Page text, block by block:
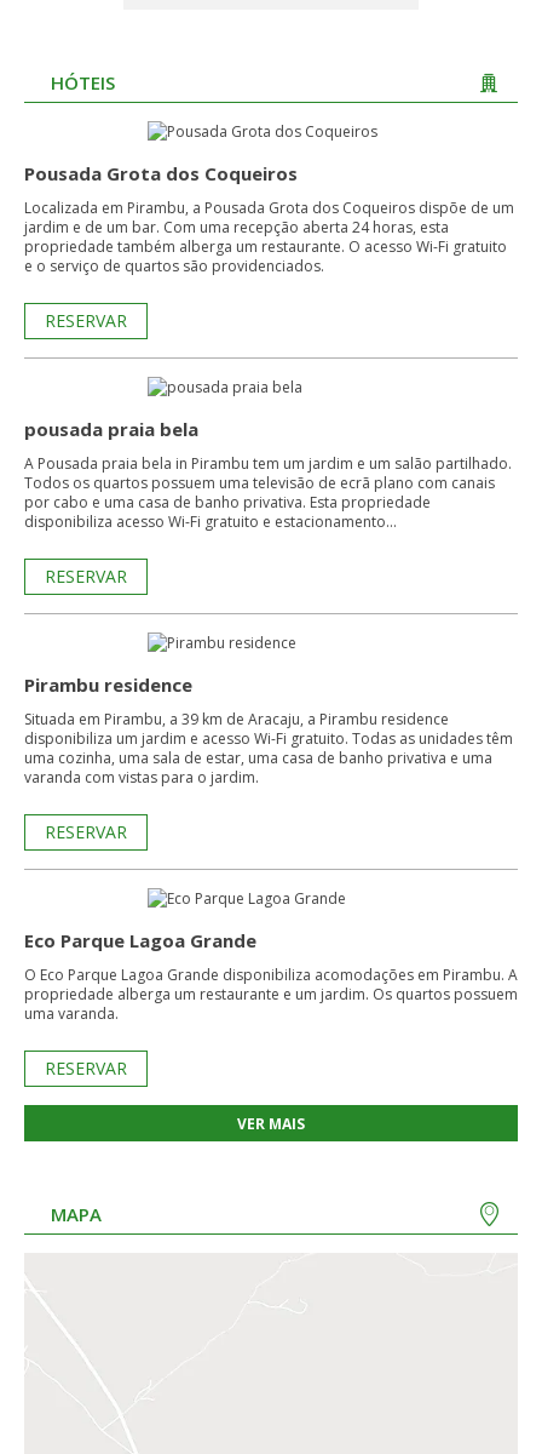
HÓTEIS
Pousada Grota dos Coqueiros
Localizada em Pirambu, a Pousada Grota dos Coqueiros dispõe de um
jardim e de um bar. Com uma recepção aberta 24 horas, esta
propriedade também alberga um restaurante. O acesso Wi-Fi gratuito
e o serviço de quartos são providenciados.
RESERVAR
pousada praia bela
A Pousada praia bela in Pirambu tem um jardim e um salão partilhado.
Todos os quartos possuem uma televisão de ecrã plano com canais
por cabo e uma casa de banho privativa. Esta propriedade
disponibiliza acesso Wi-Fi gratuito e estacionamento...
RESERVAR
Pirambu residence
Situada em Pirambu, a 39 km de Aracaju, a Pirambu residence
disponibiliza um jardim e acesso Wi-Fi gratuito. Todas as unidades têm
uma cozinha, uma sala de estar, uma casa de banho privativa e uma
varanda com vistas para o jardim.
RESERVAR
Eco Parque Lagoa Grande
O Eco Parque Lagoa Grande disponibiliza acomodações em Pirambu. A
propriedade alberga um restaurante e um jardim. Os quartos possuem
uma varanda.
RESERVAR
VER MAIS
MAPA